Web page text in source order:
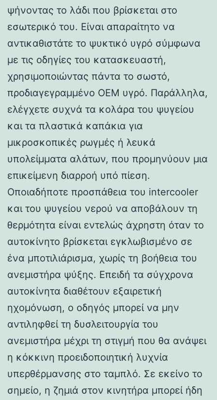
ψήνοντας το λάδι που βρίσκεται στο
εσωτερικό του. Είναι απαραίτητο να
αντικαθιστάτε το ψυκτικό υγρό σύμφωνα
με τις οδηγίες του κατασκευαστή,
χρησιμοποιώντας πάντα το σωστό,
προδιαγεγραμμένο OEM υγρό. Παράλληλα,
ελέγχετε συχνά τα κολάρα του ψυγείου
και τα πλαστικά καπάκια για
μικροσκοπικές ρωγμές ή λευκά
υπολείμματα αλάτων, που προμηνύουν μια
επικείμενη διαρροή υπό πίεση.
Οποιαδήποτε προσπάθεια του intercooler
και του ψυγείου νερού να αποβάλουν τη
θερμότητα είναι εντελώς άχρηστη όταν το
αυτοκίνητο βρίσκεται εγκλωβισμένο σε
ένα μποτιλιάρισμα, χωρίς τη βοήθεια του
ανεμιστήρα ψύξης. Επειδή τα σύγχρονα
αυτοκίνητα διαθέτουν εξαιρετική
ηχομόνωση, ο οδηγός μπορεί να μην
αντιληφθεί τη δυσλειτουργία του
ανεμιστήρα μέχρι τη στιγμή που θα ανάψει
η κόκκινη προειδοποιητική λυχνία
υπερθέρμανσης στο ταμπλό. Σε εκείνο το
σημείο, η ζημιά στον κινητήρα μπορεί ήδη